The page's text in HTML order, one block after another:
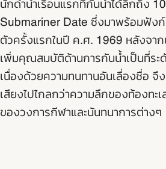
นักดำน้ำเรือนแรกที่กันน้ำได้ลึกถึง
Submariner Date ซึ่งมาพร้อมฟังก์
ตัวครั้งแรกในปี ค.ศ. 1969 หลังจา
เพิ่มคุณสมบัติด้านการกันน้ำเป็นที่ระ
เนื่องด้วยความทนทานอันเลื่องชื่อ จึ
เสียงไปไกลกว่าความลึกของท้องทะ
ของวงการกีฬาและนันทนาการต่างๆ